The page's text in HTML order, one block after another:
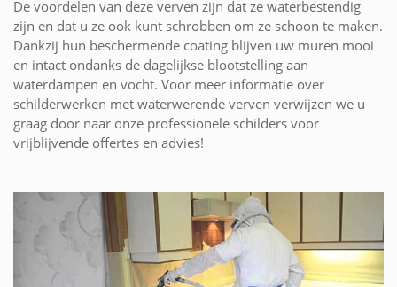
De voordelen van deze verven zijn dat ze waterbestendig
zijn en dat u ze ook kunt schrobben om ze schoon te maken.
Dankzij hun beschermende coating blijven uw muren mooi
en intact ondanks de dagelijkse blootstelling aan
waterdampen en vocht. Voor meer informatie over
schilderwerken met waterwerende verven verwijzen we u
graag door naar onze professionele schilders voor
vrijblijvende offertes en advies!